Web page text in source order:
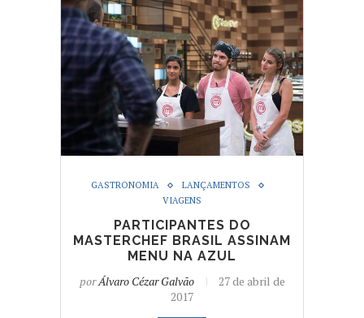
GASTRONOMIA
LANÇAMENTOS
VIAGENS
PARTICIPANTES DO
MASTERCHEF BRASIL ASSINAM
MENU NA AZUL
porÁlvaro Cézar Galvão
27 de abril de
2017